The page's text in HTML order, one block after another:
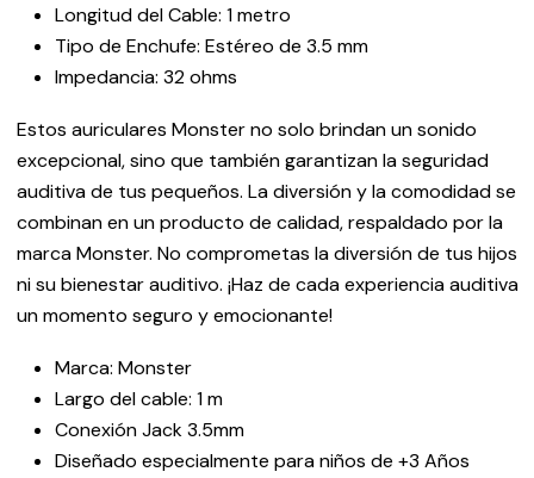
Longitud del Cable: 1 metro
Tipo de Enchufe: Estéreo de 3.5 mm
Impedancia: 32 ohms
Estos auriculares Monster no solo brindan un sonido
excepcional, sino que también garantizan la seguridad
auditiva de tus pequeños. La diversión y la comodidad se
combinan en un producto de calidad, respaldado por la
marca Monster. No comprometas la diversión de tus hijos
ni su bienestar auditivo. ¡Haz de cada experiencia auditiva
un momento seguro y emocionante!
Marca: Monster
Largo del cable: 1 m
Conexión Jack 3.5mm
Diseñado especialmente para niños de +3 Años